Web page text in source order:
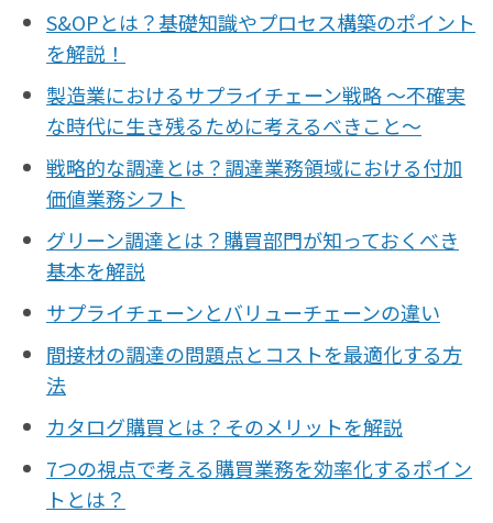
S&OPとは？基礎知識やプロセス構築のポイント
を解説！
製造業におけるサプライチェーン戦略 〜不確実
な時代に生き残るために考えるべきこと〜
戦略的な調達とは？調達業務領域における付加
価値業務シフト
グリーン調達とは？購買部門が知っておくべき
基本を解説
サプライチェーンとバリューチェーンの違い
間接材の調達の問題点とコストを最適化する方
法
カタログ購買とは？そのメリットを解説
7つの視点で考える購買業務を効率化するポイン
トとは？